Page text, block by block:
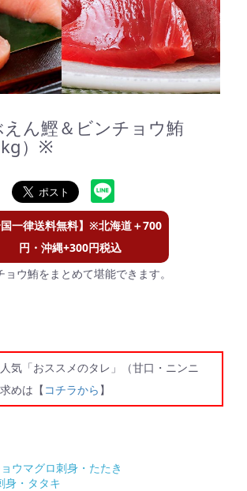
えん鰹＆ビンチョウ鮪
）※
国一律送料無料】※北海道＋700
円・沖縄+300円税込
ウ鮪をまとめて堪能できます。
気「おススメのタレ」（甘口・ニンニ
めは【 コチラから 】
ウマグロ刺身・たたき
身・タタキ